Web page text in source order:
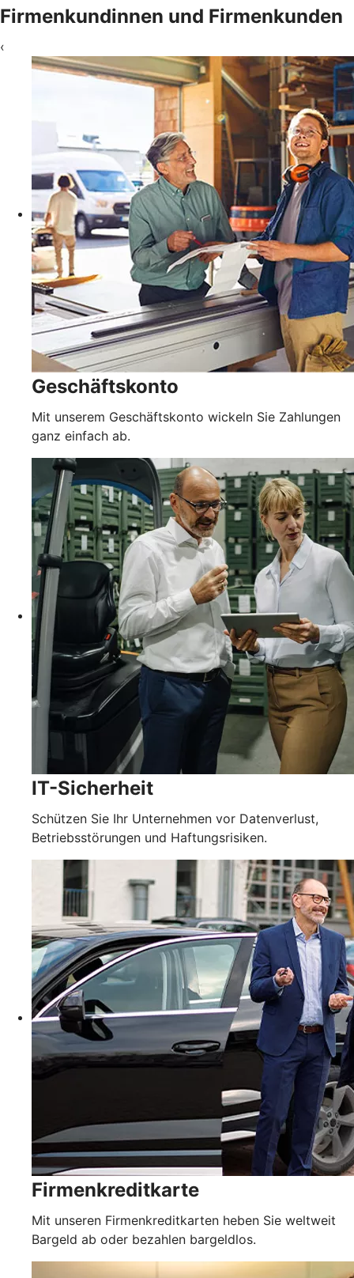
Firmenkundinnen und Firmenkunden
‹
Geschäftskonto
Mit unserem Geschäftskonto wickeln Sie Zahlungen
ganz einfach ab.
IT-Sicherheit
Schützen Sie Ihr Unternehmen vor Datenverlust,
Betriebsstörungen und Haftungsrisiken.
Firmenkreditkarte
Mit unseren Firmenkreditkarten heben Sie weltweit
Bargeld ab oder bezahlen bargeldlos.